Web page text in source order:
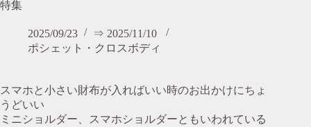
特集
2025/09/23
⇒ 2025/11/10
ポシェット・クロスボディ
スマホと小さい財布が入ればいい時のお出かけにちょ
うどいい
ミニショルダー、スマホショルダーともいわれている